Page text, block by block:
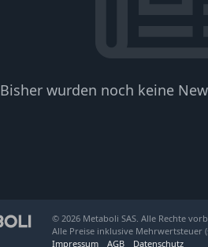
Bisher wurden noch keine
© 2026 Metaboli SAS. Alle Rechte
Alle Preise inklusive Mehrwertsteuer
Impressum
AGB Datenschutz